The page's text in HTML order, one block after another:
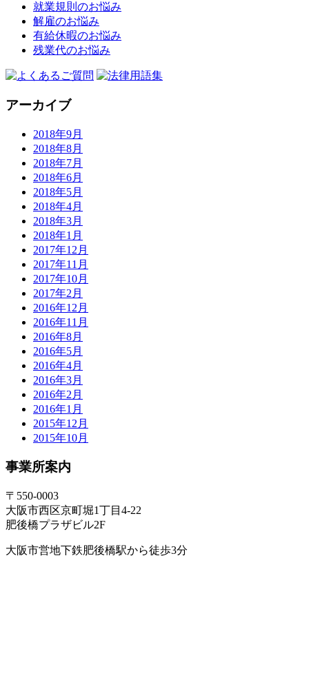
就業規則のお悩み
解雇のお悩み
有給休暇のお悩み
残業代のお悩み
アーカイブ
2018年9月
2018年8月
2018年7月
2018年6月
2018年5月
2018年4月
2018年3月
2018年1月
2017年12月
2017年11月
2017年10月
2017年2月
2016年12月
2016年11月
2016年8月
2016年5月
2016年4月
2016年3月
2016年2月
2016年1月
2015年12月
2015年10月
事業所案内
〒550-0003
大阪市西区京町堀1丁目4-22
肥後橋プラザビル2F
大阪市営地下鉄肥後橋駅から徒歩3分